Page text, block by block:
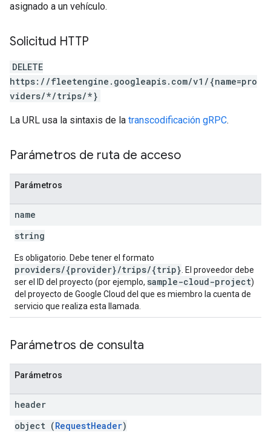
asignado a un vehículo.
Solicitud HTTP
DELETE
https://fleetengine.googleapis.com/v1/{name=pro
viders/*/trips/*}
La URL usa la sintaxis de la transcodificación gRPC.
Parámetros de ruta de acceso
Parámetros
name
string
Es obligatorio. Debe tener el formato
providers/{provider}/trips/{trip} . El proveedor debe
ser el ID del proyecto (por ejemplo, sample-cloud-project)
del proyecto de Google Cloud del que es miembro la cuenta de
servicio que realiza esta llamada.
Parámetros de consulta
Parámetros
header
object (RequestHeader)